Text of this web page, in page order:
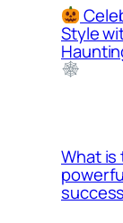
Style
What